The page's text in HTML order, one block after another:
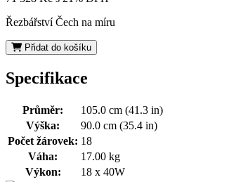
Řezbářství Čech na míru
Přidat do košíku
Specifikace
Průměr:
105.0 cm (41.3 in)
Výška:
90.0 cm (35.4 in)
Počet žárovek: 18
Váha:
17.00 kg
Výkon:
18 x 40W